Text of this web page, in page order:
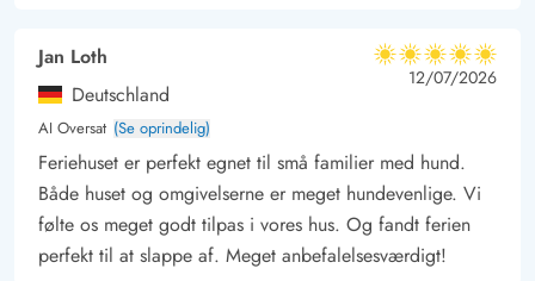
Jan Loth
Deutschland
AI Oversat (Se oprindelig)
5 ud af 5
5 ud af 5
5 out of 5
12/07/2026
Feriehuset er perfekt egnet til små familier med hund.
Både huset og omgivelserne er meget hundevenlige. Vi
følte os meget godt tilpas i vores hus. Og fandt ferien
perfekt til at slappe af. Meget anbefalelsesværdigt!